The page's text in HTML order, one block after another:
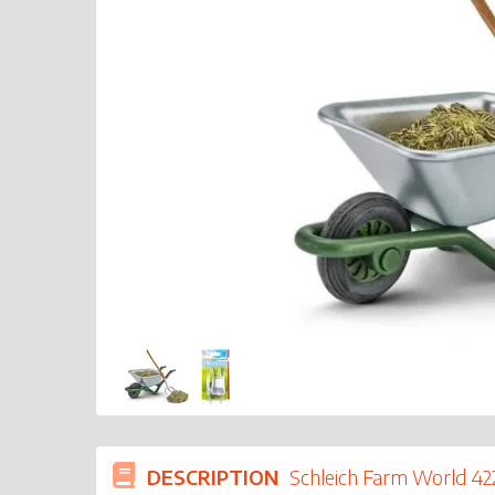
DESCRIPTION Schleich Farm World